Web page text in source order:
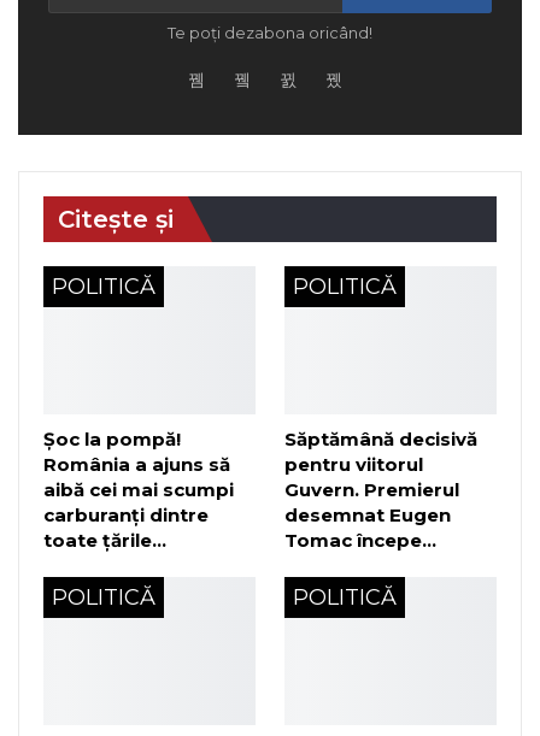
Te poți dezabona oricând!
Citește și
POLITICĂ
Șoc la pompă!
România a ajuns să
aibă cei mai scumpi
carburanți dintre
toate țările…
POLITICĂ
Săptămână decisivă
pentru viitorul
Guvern. Premierul
desemnat Eugen
Tomac începe…
POLITICĂ POLITICĂ